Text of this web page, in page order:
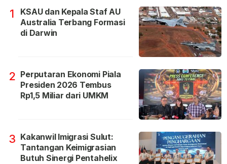
1
KSAU dan Kepala Staf AU
Australia Terbang Formasi
di Darwin
2 Perputaran Ekonomi Piala
Presiden 2026 Tembus
Rp1,5 Miliar dari UMKM
3 Kakanwil Imigrasi Sulut:
Tantangan Keimigrasian
Butuh Sinergi Pentahelix